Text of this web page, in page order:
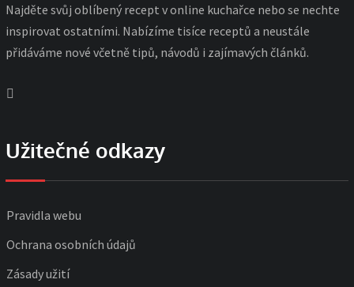
Najděte svůj oblíbený recept v online kuchařce nebo se nechte
inspirovat ostatními. Nabízíme tisíce receptů a neustále
přidáváme nové včetně tipů, návodů i zajímavých článků.
Užitečné odkazy
Pravidla webu
Ochrana osobních údajů
Zásady užití